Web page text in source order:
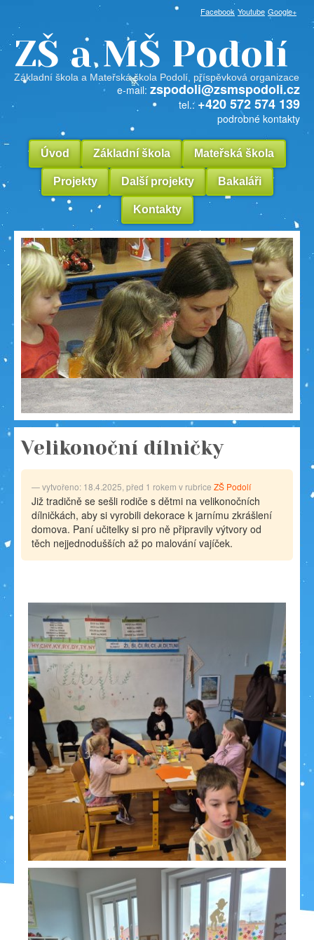
Facebook Youtube Google+
ZŠ a MŠ Podolí
Základní škola a Mateřská škola Podolí, příspěvková organizace
e-mail: zspodoli@zsmspodoli.cz
tel.: +420 572 574 139
podrobné kontakty
Úvod Základní škola Mateřská škola
Projekty Další projekty Bakaláři
Kontakty
Velikonoční dílničky
vytvořeno: 18.4.2025, před 1 rokem v rubrice ZŠ Podolí
Již tradičně se sešli rodiče s dětmi na velikonočních
dílničkách, aby si vyrobili dekorace k jarnímu zkrášlení
domova. Paní učitelky si pro ně připravily výtvory od
těch nejjednodušších až po malování vajíček.